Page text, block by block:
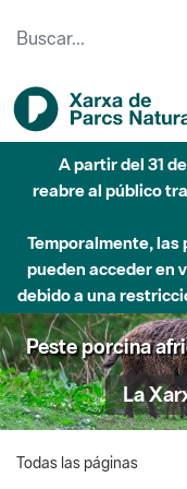
A partir del 31
reabre al público
Temporalmente, las
pueden acceder en
debido a una
Peste porcina
La
Todas las páginas